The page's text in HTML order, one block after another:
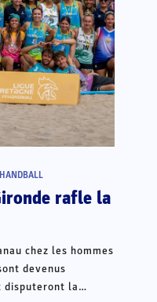
rafle la
chez les hommes
devenus
disputeront la